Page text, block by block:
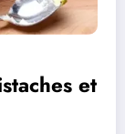
et